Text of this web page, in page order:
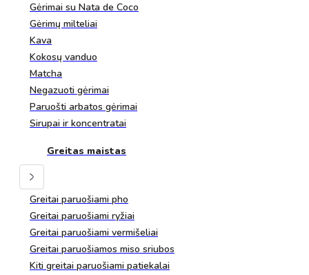
Gėrimai su Nata de Coco
Gėrimų milteliai
Kava
Kokosų vanduo
Matcha
Negazuoti gėrimai
Paruošti arbatos gėrimai
Sirupai ir koncentratai
Greitas maistas
Greitai paruošiami pho
Greitai paruošiami ryžiai
Greitai paruošiami vermišeliai
Greitai paruošiamos miso sriubos
Kiti greitai paruošiami patiekalai